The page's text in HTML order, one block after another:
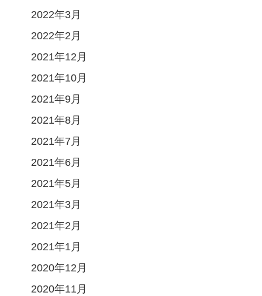
2022年3月
2022年2月
2021年12月
2021年10月
2021年9月
2021年8月
2021年7月
2021年6月
2021年5月
2021年3月
2021年2月
2021年1月
2020年12月
2020年11月